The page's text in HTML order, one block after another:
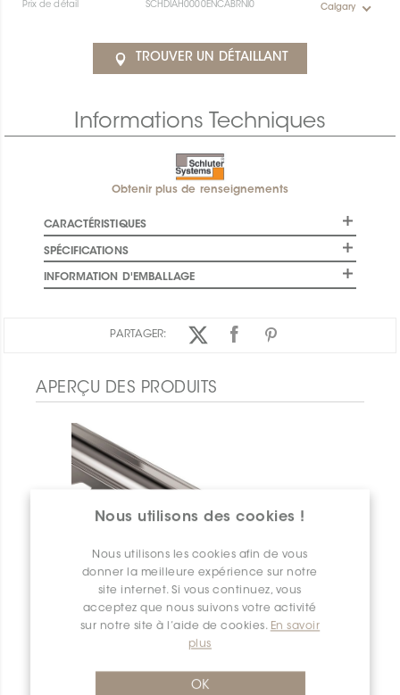
Nous utilisons des cookies !
Nous utilisons les cookies afin de vous
donner la meilleure expérience sur notre
site internet. Si vous continuez, vous
acceptez que nous suivons votre activité
sur notre site à l’aide de cookies. En savoir
plus
OK
Prix de détail SCHDIAH0000ENCABRNI0 Calgary
TROUVER UN DÉTAILLANT
Informations Techniques
Obtenir plus de renseignements
CARACTÉRISTIQUES
SPÉCIFICATIONS
INFORMATION D'EMBALLAGE
PARTAGER:
APERÇU DES PRODUITS
Dilex-Ahk E/AHK1S/ATGB